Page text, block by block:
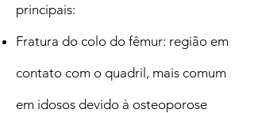
principais:
Fratura do colo do fêmur: região em
contato com o quadril, mais comum
em idosos devido à osteoporose